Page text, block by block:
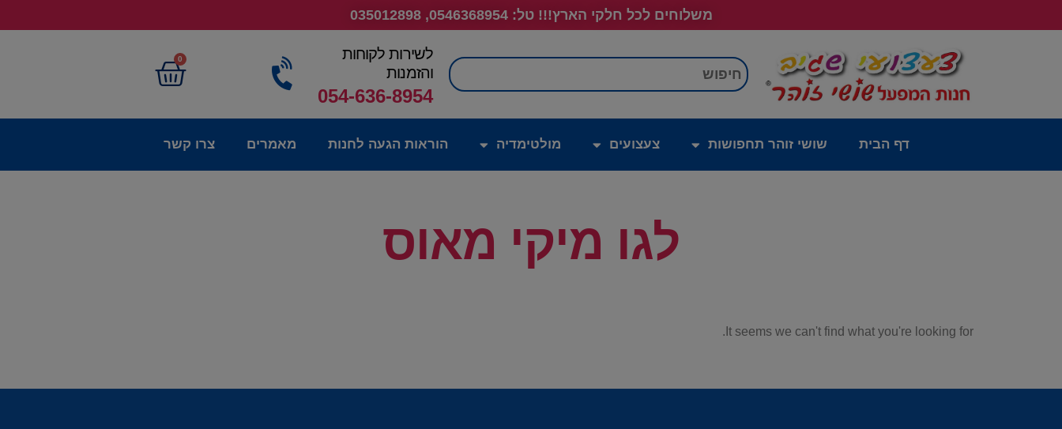
משלוחים לכל חלקי הארץ!!! טל: 0546368954, 035012898
חיפוש
לשירות לקוחות
והזמנות
054-636-8954
0
דף הבית שושי זוהר תחפושות צעצועים מולטימדיה הוראות הגעה לחנות מאמרים צרו קשר
לגו מיקי מאוס
It seems we can't find what you're looking for.